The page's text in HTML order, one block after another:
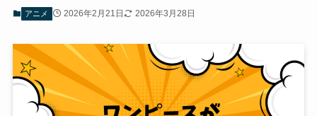
アニメ 2026年2月21日 2026年3月28日